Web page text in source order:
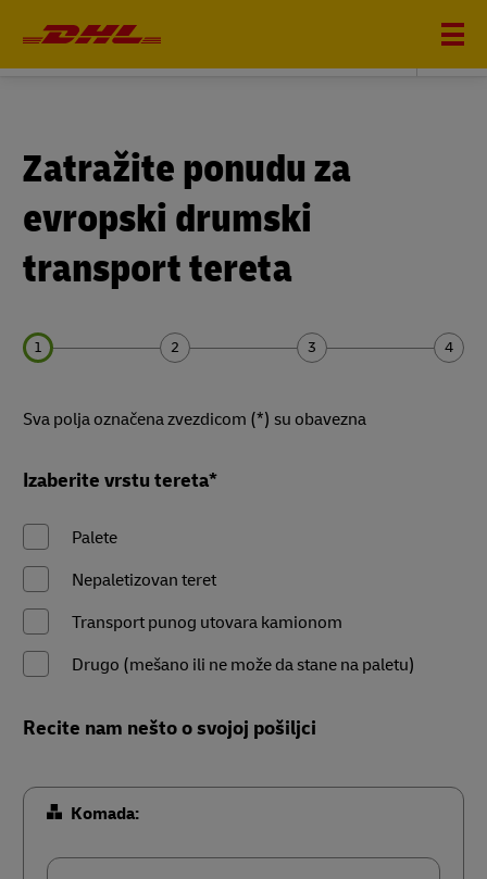
DHL FREIGHT
Zatražite ponudu za
evropski drumski
transport tereta
Sva polja označena zvezdicom (*) su obavezna
Izaberite vrstu tereta*
Palete
Nepaletizovan teret
Transport punog utovara kamionom
Drugo (mešano ili ne može da stane na paletu)
Recite nam nešto o svojoj pošiljci
Komada:
Forms
Summary
Forms
Summary
Forms
Summary
Forms
Summary